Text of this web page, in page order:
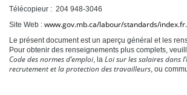
Télécopieur : 204 948-3046
Site Web : www.gov.mb.ca/labour/standards/
Le présent document est un aperçu général et les
Pour obtenir des renseignements plus complets,
Code des normes d’emploi, la Loi sur les salaires dans
recrutement et la protection des travailleurs, ou